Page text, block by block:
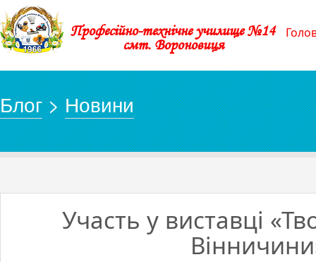
Професійно-технічне училище №14
смт. Вороновиця
Блог>Новини
Участь у виставці